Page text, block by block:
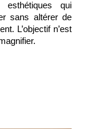
esthétiques qui
sans altérer de
L’objectif n’est